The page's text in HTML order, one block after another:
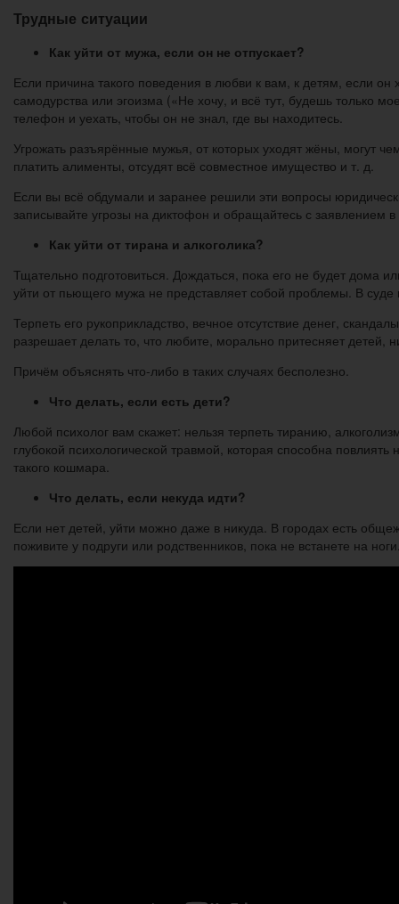
Трудные ситуации
Как уйти от мужа, если он не отпускает?
Если причина такого поведения в любви к вам, к детям, если
самодурства или эгоизма («Не хочу, и всё тут, будешь только
телефон и уехать, чтобы он не знал, где вы находитесь.
Угрожать разъярённые мужья, от которых уходят жёны, могут
платить алименты, отсудят всё совместное имущество и т. д.
Если вы всё обдумали и заранее решили эти вопросы
записывайте угрозы на диктофон и обращайтесь с заявлением
Как уйти от тирана и алкоголика?
Тщательно подготовиться. Дождаться, пока его не будет дома
уйти от пьющего мужа не представляет собой проблемы. В суде
Терпеть его рукоприкладство, вечное отсутствие денег,
разрешает делать то, что любите, морально притесняет детей,
Причём объяснять что-либо в таких случаях бесполезно.
Что делать, если есть дети?
Любой психолог вам скажет: нельзя терпеть тиранию,
глубокой психологической травмой, которая способна
такого кошмара.
Что делать, если некуда идти?
Если нет детей, уйти можно даже в никуда. В городах есть
поживите у подруги или родственников, пока не встанете на